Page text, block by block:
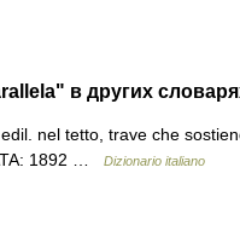
в других
nel tetto, trave che
1892 …
Dizionario italiano